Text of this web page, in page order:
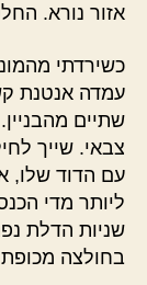
אזור נורא.
כשירדתי
עמדה אנטנת
שתיים
צבאי. שייך
עם הדוד שלו,
ליותר מדי
שניות הדלת
בחולצה